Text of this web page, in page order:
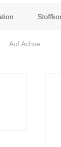
Auf Achse